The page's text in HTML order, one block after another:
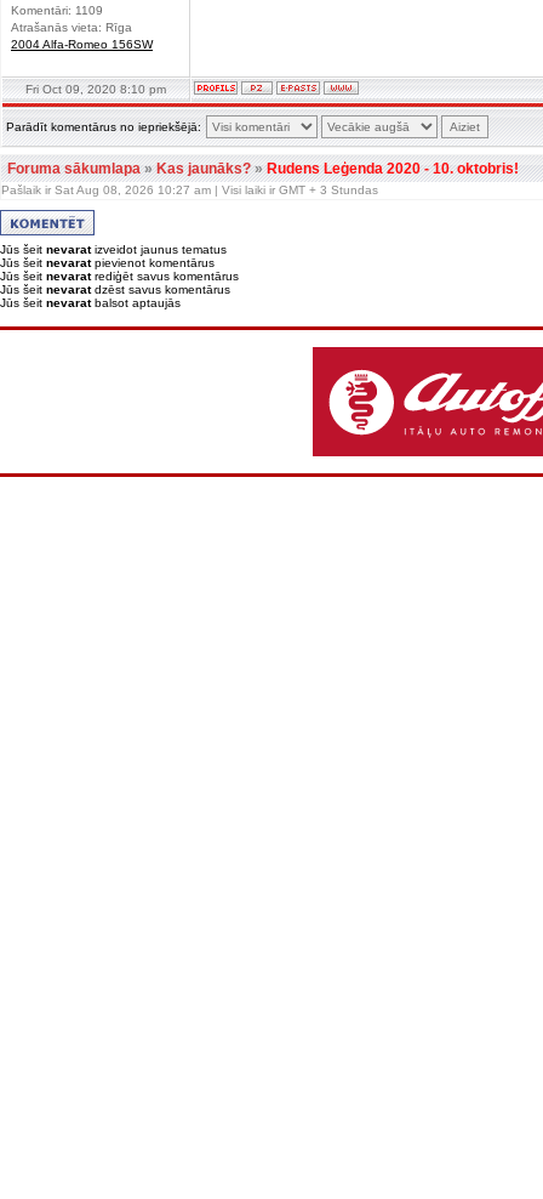
Komentāri: 1109
Atrašanās vieta: Rīga
2004 Alfa-Romeo 156SW
Fri Oct 09, 2020 8:10 pm
Parādīt komentārus no iepriekšējā:
Foruma sākumlapa»Kas jaunāks?»Rudens Leģenda 2020 - 10. oktobris!
Pašlaik ir Sat Aug 08, 2026 10:27 am | Visi laiki ir GMT + 3 Stundas
Jūs šeit nevaratizveidot jaunus tematus
Jūs šeit nevaratpievienot komentārus
Jūs šeit nevaratrediģēt savus komentārus
Jūs šeit nevaratdzēst savus komentārus
Jūs šeit nevaratbalsot aptaujās